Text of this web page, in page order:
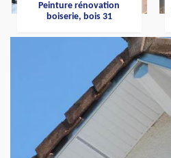
Peinture rénovation
boiserie, bois 31